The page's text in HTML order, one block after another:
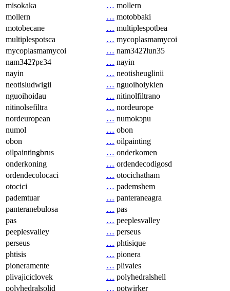
misokaka
… mollern
mollern
… motobbaki
motobecane
… multiplespotbea
multiplespotsca
… mycoplasmamycoi
mycoplasmamycoi
… nam342ʔlun35
nam342ʔpɛ34
… nayin
nayin
… neotisheuglinii
neotisludwigii
… nguoihoiykien
nguoihoiđau
… nitinolfiltrano
nitinolsefiltra
… nordeurope
nordeuropean
… numokɔɲu
numol
… obon
obon
… oilpainting
oilpaintingbrus
… onderkomen
onderkoning
… ordendecodigosd
ordendecolocaci
… otocichatham
otocici
… pademshem
pademtuar
… panteraneagra
panteranebulosa
… pas
pas
… peeplesvalley
peeplesvalley
… perseus
perseus
… phtisique
phtisis
… pionera
pioneramente
… plivaies
plivajiciclovek
… polyhedralshell
polyhedralsolid
… potwirker